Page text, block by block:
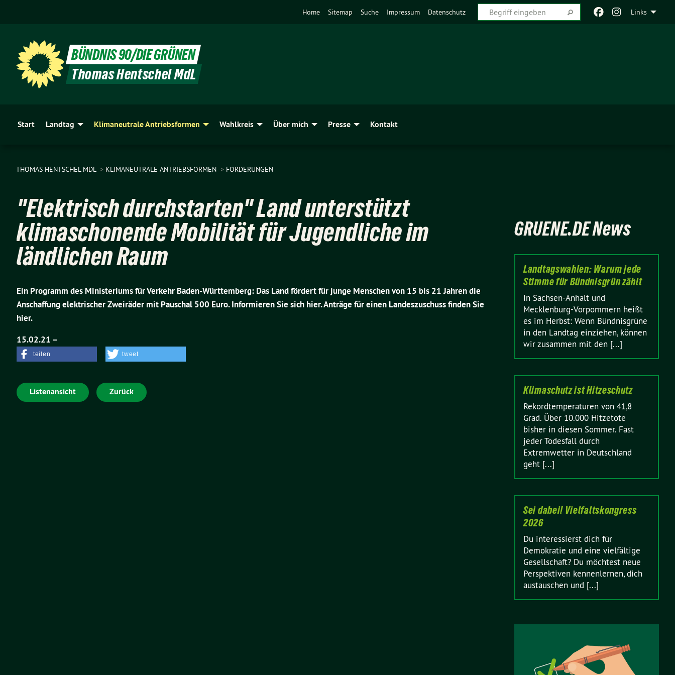
Links
Home Sitemap Suche Impressum Datenschutz
BÜNDNIS 90/DIE GRÜNEN
Thomas Hentschel MdL
Start Landtag Klimaneutrale Antriebsformen Wahlkreis Über mich Presse Kontakt
THOMAS HENTSCHEL MDL KLIMANEUTRALE ANTRIEBSFORMEN FÖRDERUNGEN
"Elektrisch durchstarten" Land unterstützt
klimaschonende Mobilität für Jugendliche im
ländlichen Raum
Ein Programm des Ministeriums für Verkehr Baden-Württemberg: Das Land fördert für junge Menschen von 15 bis 21 Jahren die
Anschaffung elektrischer Zweiräder mit Pauschal 500 Euro. Informieren Sie sich hier. Anträge für einen Landeszuschuss finden Sie
hier.
15.02.21 –
teilen tweet
Listenansicht Zurück
GRUENE.DE News
Landtagswahlen: Warum jede
Stimme für Bündnisgrün zählt
In Sachsen-Anhalt und
Mecklenburg-Vorpommern heißt
es im Herbst: Wenn Bündnisgrüne
in den Landtag einziehen, können
wir zusammen mit den [...]
Klimaschutz ist Hitzeschutz
Rekordtemperaturen von 41,8
Grad. Über 10.000 Hitzetote
bisher in diesen Sommer. Fast
jeder Todesfall durch
Extremwetter in Deutschland
geht [...]
Sei dabei! Vielfaltskongress
2026
Du interessierst dich für
Demokratie und eine vielfältige
Gesellschaft? Du möchtest neue
Perspektiven kennenlernen, dich
austauschen und [...]